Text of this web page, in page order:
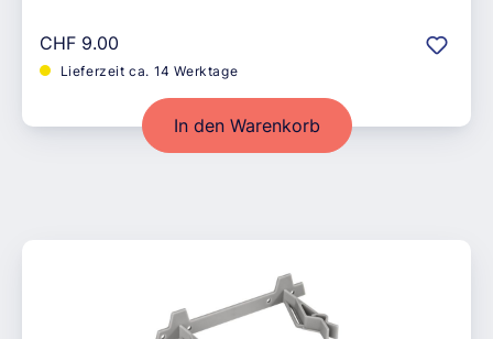
Regulärer Preis:
CHF 9.00
Lieferzeit ca. 14 Werktage
In den Warenkorb